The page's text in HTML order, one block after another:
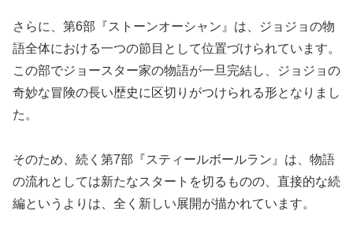
さらに、第6部『ストーンオーシャン』は、ジョジョの物
語全体における一つの節目として位置づけられています。
この部でジョースター家の物語が一旦完結し、ジョジョの
奇妙な冒険の長い歴史に区切りがつけられる形となりまし
た。
そのため、続く第7部『スティールボールラン』は、物語
の流れとしては新たなスタートを切るものの、直接的な続
編というよりは、全く新しい展開が描かれています。